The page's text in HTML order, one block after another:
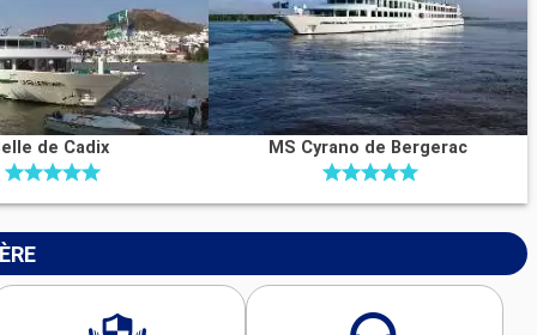
de Cadix MS Cyrano de Bergerac